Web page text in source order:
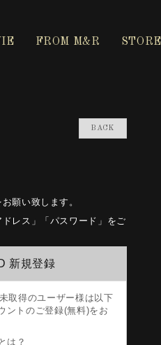
FROM M&R STORE
BACK
願い致します。
レス」「パスワード」をご
新規登録
取得のユーザー様は以下
ントのご登録(無料)をお
は？